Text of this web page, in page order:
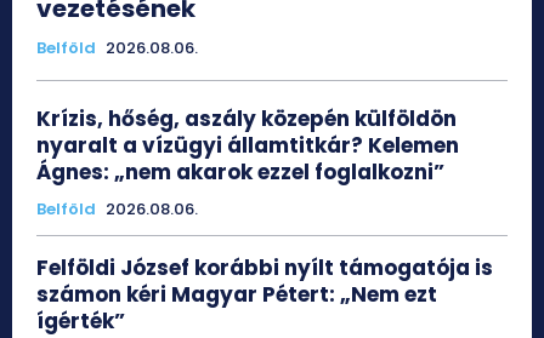
vezetésének
Belföld 2026.08.06.
Krízis, hőség, aszály közepén külföldön
nyaralt a vízügyi államtitkár? Kelemen
Ágnes: „nem akarok ezzel foglalkozni”
Belföld 2026.08.06.
Felföldi József korábbi nyílt támogatója is
számon kéri Magyar Pétert: „Nem ezt
ígérték”